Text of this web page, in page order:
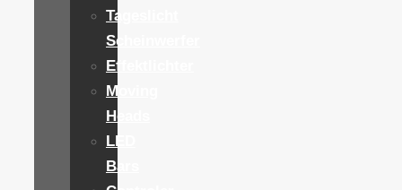
Tageslicht
Scheinwerfer
Effektlichter
Moving
Heads
LED
Bars